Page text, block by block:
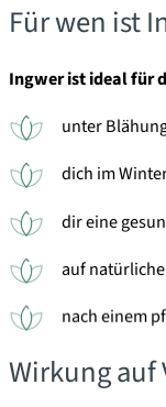
Für wen ist
Ingwer ist ideal für
unter
dich im
dir eine
auf
nach einem
Wirkung auf